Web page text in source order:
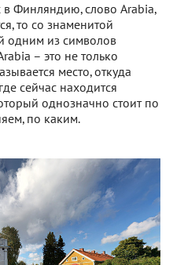
Финляндию, слово Arabia,
то со знаменитой
одним из символов
– это не только
место, откуда
сейчас находится
однозначно стоит по
по каким.